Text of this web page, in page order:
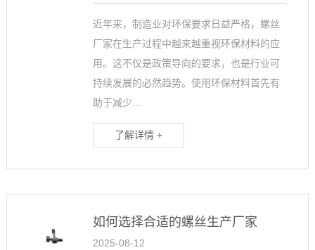
近年来，制造业对环保要求日益严格，螺丝
厂家在生产过程中越来越重视环保材料的应
用。这不仅是政策导向的要求，也是行业可
持续发展的必然趋势。使用环保材料首先有
助于减少...
了解详情 +
如何选择合适的螺丝生产厂家
2025-08-12